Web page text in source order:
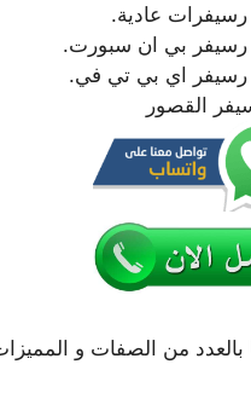
عادية.
رسيفر بي ان سبورت.
رسيفر اي بي تي في.
القصور
بالعدد من الصفات و